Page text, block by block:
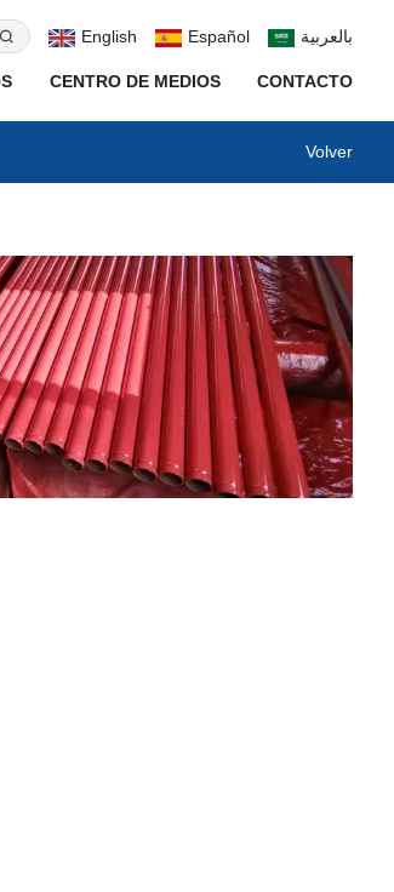
English Español بالعربية
CENTRO DE MEDIOS CONTACTO
Volver